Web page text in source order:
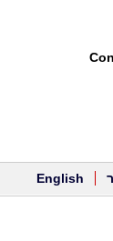
English